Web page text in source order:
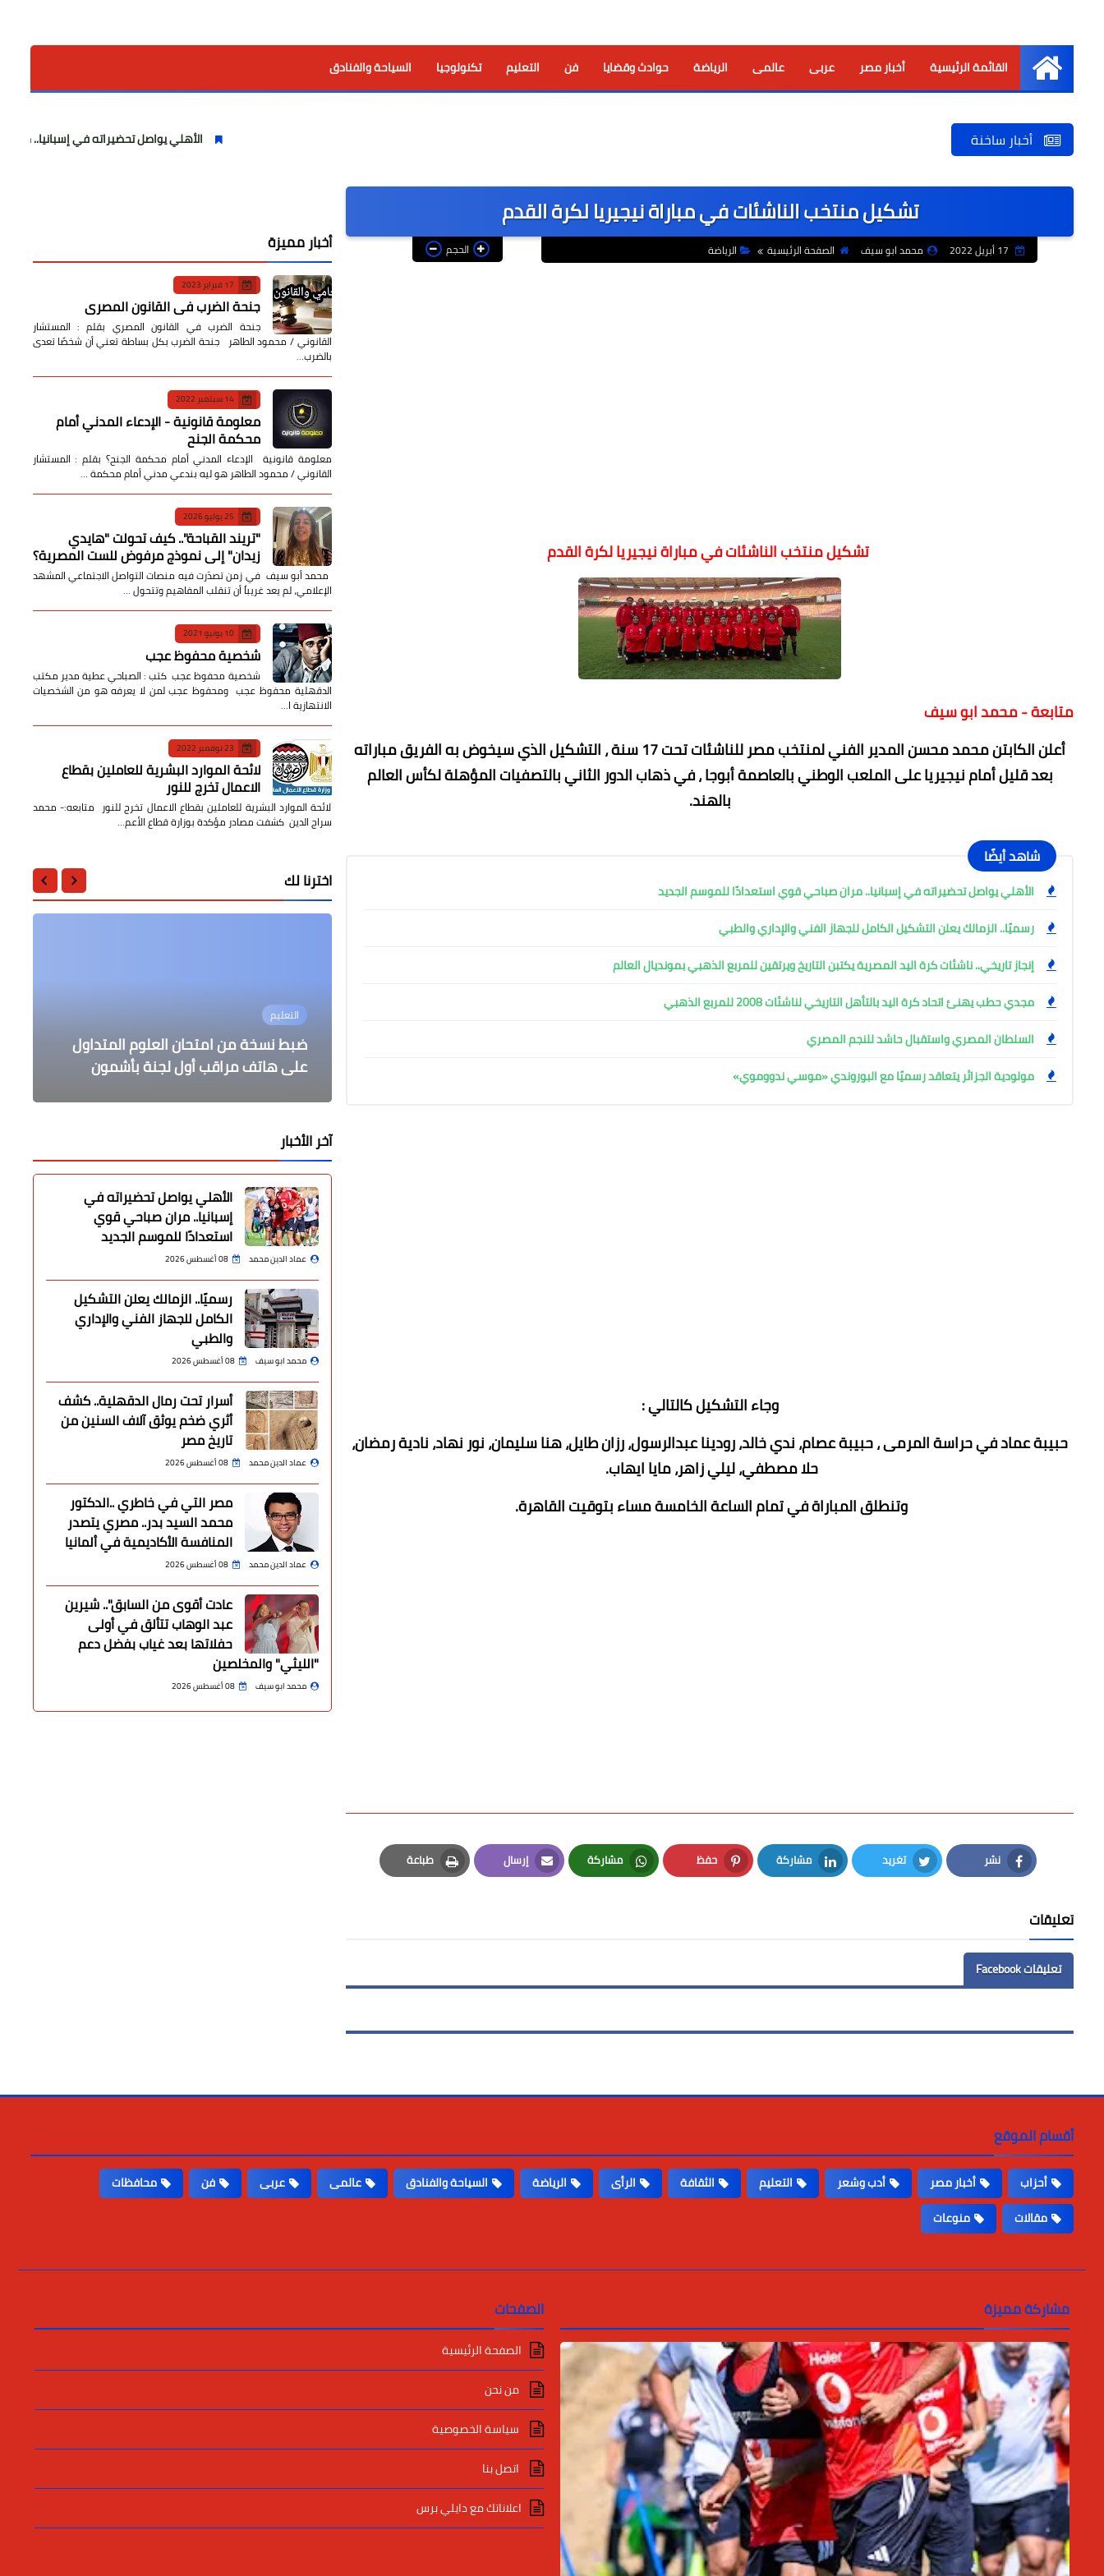
الرئيسية
القائمة الرئيسية أخبار مصر عربى عالمى الرياضة حوادث وقضايا فن التعليم تكنولوجيا السياحة والفنادق
أخبار ساخنة الأهلي يواصل تحضيراته في إسبانيا.. مران صباحي
تشكيل منتخب الناشئات في مباراة نيجيريا لكرة القدم
محمد ابو سيف الصفحة الرئيسية الرياضة الحجم
تشكيل منتخب الناشئات في مباراة نيجيريا لكرة القدم
متابعة - محمد ابو سيف
أعلن الكابتن محمد محسن المدير الفني لمنتخب مصر للناشئات تحت 17 سنة ، التشكيل الذي سيخوض به الفريق مباراته
بعد قليل أمام نيجيريا على الملعب الوطني بالعاصمة أبوجا ، في ذهاب الدور الثاني بالتصفيات المؤهلة لكأس العالم
بالهند.
شاهد أيضًا
الأهلي يواصل تحضيراته في إسبانيا.. مران صباحي قوي استعدادًا للموسم الجديد
رسميًا.. الزمالك يعلن التشكيل الكامل للجهاز الفني والإداري والطبي
إنجاز تاريخي.. ناشئات كرة اليد المصرية يكتبن التاريخ ويرتقين للمربع الذهبي بمونديال العالم
مجدي حطب يهنئ اتحاد كرة اليد بالتأهل التاريخي لناشئات 2008 للمربع الذهبي
السلطان المصري واستقبال حاشد للنجم المصري
مولودية الجزائر يتعاقد رسميًا مع البوروندي «موسي ندووموي»
وجاء التشكيل كالتالي :
حبيبة عماد في حراسة المرمى ، حبيبة عصام، ندي خالد، رودينا عبدالرسول، رزان طايل، هنا سليمان، نور نهاد، نادية رمضان،
حلا مصطفي، ليلي زاهر، مايا ايهاب.
وتنطلق المباراة في تمام الساعة الخامسة مساء بتوقيت القاهرة.
نشر
Facebook
تغريد
Twitter
مشاركة
LinkedIn
حفظ
Pinterest
مشاركة
Whatsapp
إرسال
Email
طباعة
Print
تعليقات
تعليقات Facebook
أخبار مميزة
17 فبراير 2023
جنحة الضرب في القانون المصري
جنحة الضرب في القانون المصري بقلم : المستشار
القانوني / محمود الطاهر جنحة الضرب بكل بساطة تعني أن شخصًا تعدى
بالضرب…
14 سبتمبر 2022
معلومة قانونية - الإدعاء المدني أمام
محكمة الجنح
معلومة قانونية الإدعاء المدني أمام محكمة الجنح؟ بقلم : المستشار
القانوني / محمود الطاهر هو ليه بندعي مدني أمام محكمة …
25 يوليو 2026
​"تريند القباحة".. كيف تحولت "هايدي
زيدان" إلى نموذج مرفوض للست المصرية؟
​ محمد أبو سيف ​في زمن تصدّرت فيه منصات التواصل الاجتماعي المشهد
الإعلامي، لم يعد غريباً أن تنقلب المفاهيم وتتحول …
10 يونيو 2021
شخصية محفوظ عجب
شخصية محفوظ عجب كتب : الصباحي عطية مدير مكتب
الدقهلية محفوظ عجب ومحفوظ عجب لمن لا يعرفه هو من الشخصيات
الانتهازية ا…
23 نوفمبر 2022
لائحة الموارد البشرية للعاملين بقطاع
الاعمال تخرج للنور
لائحة الموارد البشرية للعاملين بقطاع الاعمال تخرج للنور متابعه:- محمد
سراج الدين كشفت مصادر مؤكدة بوزارة قطاع الأعم…
اخترنا لك
التعليم
ضبط نسخة من امتحان العلوم المتداول
على هاتف مراقب أول لجنة بأشمون
التعليم
الفولي يتابع امتحانات الشهادة الإعدادية
في يومها الرابع
التعليم
الجابري مديراً لإدارة أشمون التعليمية
عقب تسريب علوم الإعدادية
الصحة
رمد بورسعيد تحصل على الاعتراف الدولي
من شبكة المستشفيات العالمية الخضراء
عالمى
العثور على حطام طائرة الرئيس الإيراني
شمال غرب البلاد
آخر الأخبار
الأهلي يواصل تحضيراته في
إسبانيا.. مران صباحي قوي
استعدادًا للموسم الجديد
عماد الدين محمد 08 أغسطس 2026
رسميًا.. الزمالك يعلن التشكيل
الكامل للجهاز الفني والإداري
والطبي
محمد ابو سيف 08 أغسطس 2026
أسرار تحت رمال الدقهلية.. كشف
أثري ضخم يوثق آلاف السنين من
تاريخ مصر
عماد الدين محمد 08 أغسطس 2026
مصر التي في خاطري ..الدكتور
محمد السيد بدر.. مصري يتصدر
المنافسة الأكاديمية في ألمانيا
عماد الدين محمد 08 أغسطس 2026
عادت أقوى من السابق".. شيرين
عبد الوهاب تتألق في أولى
حفلاتها بعد غياب بفضل دعم
"الليثي" والمخلصين
محمد ابو سيف 08 أغسطس 2026
أقسام الموقع
أحزاب أخبار مصر أدب وشعر التعليم الثقافة الرأى الرياضة السياحة والفنادق عالمى عربى فن
محافظات
مقالات
منوعات
مشاركة مميزة الصفحات
الصفحة الرئيسية
من نحن
سياسة الخصوصية
اتصل بنا
اعلاناتك مع دايلي برس